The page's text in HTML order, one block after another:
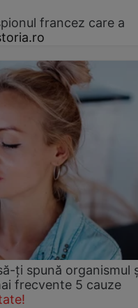
francez care a
ți spună organismul
frecvente 5 cauze